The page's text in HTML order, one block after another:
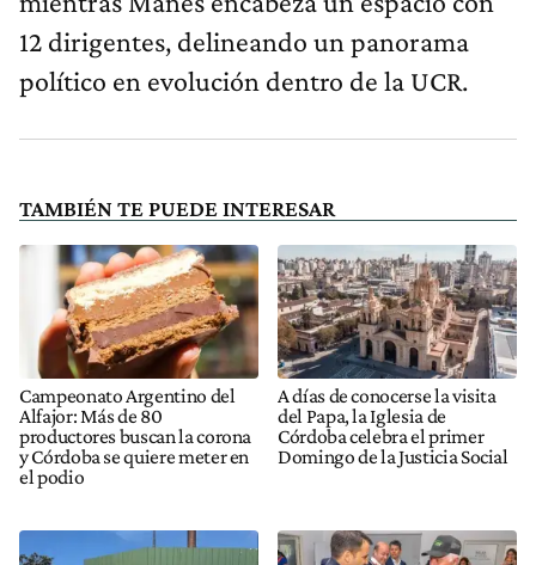
12 dirigentes, delineando un panorama
político en evolución dentro de la UCR.
TAMBIÉN TE PUEDE INTERESAR
Campeonato Argentino del
Alfajor: Más de 80
productores buscan la corona
y Córdoba se quiere meter en
el podio
A días de conocerse la visita
del Papa, la Iglesia de
Córdoba celebra el primer
Domingo de la Justicia Social